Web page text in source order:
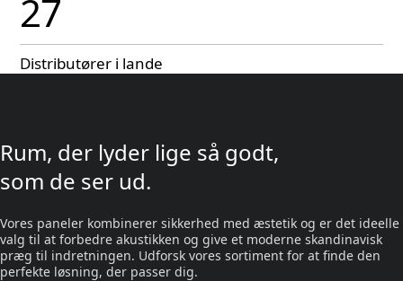
27
Distributører i lande
Rum, der lyder lige så godt,
som de ser ud.
Vores paneler kombinerer sikkerhed med æstetik og er det ideelle
valg til at forbedre akustikken og give et moderne skandinavisk
præg til indretningen. Udforsk vores sortiment for at finde den
perfekte løsning, der passer dig.